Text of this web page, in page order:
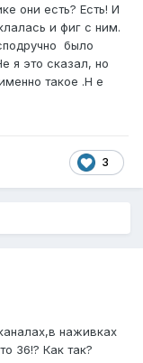
они есть? Есть! И
и фиг с ним.
было
я это сказал, но
такое .Н е
3
наживках
36!? Как так?